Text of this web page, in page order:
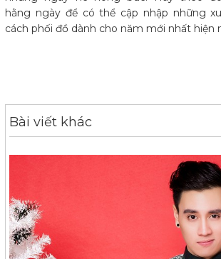
hằng ngày để có thể cập nhập những
cách phối đồ dành cho năm mới nhất hiện
Bài viết khác